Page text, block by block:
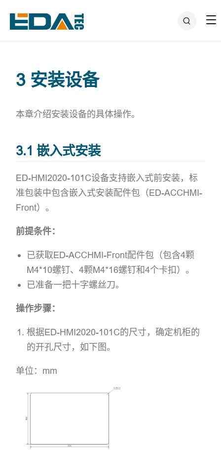
3 安装设备
本章介绍安装设备的具体操作。
3.1 嵌入式安装
ED-HMI2020-101C设备支持嵌入式前安装，标
准包装中包含嵌入式安装配件包（ED-ACCHMI-
Front）。
前提条件：
已获取ED-ACCHMI-Front配件包（包含4颗
M4*10螺钉、4颗M4*16螺钉和4个卡扣）。
已准备一把十字螺丝刀。
操作步骤：
根据ED-HMI2020-101C的尺寸，确定机柜的
的开孔尺寸，如下图。
单位：mm